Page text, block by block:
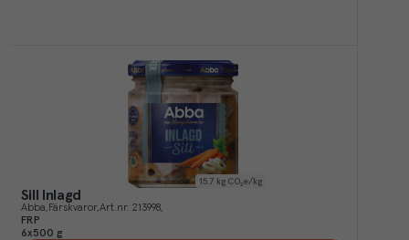
15.7 kg CO₂e/kg
Sill Inlagd
Abba Färskvaror Art.nr. 213998
FRP
6x500 g